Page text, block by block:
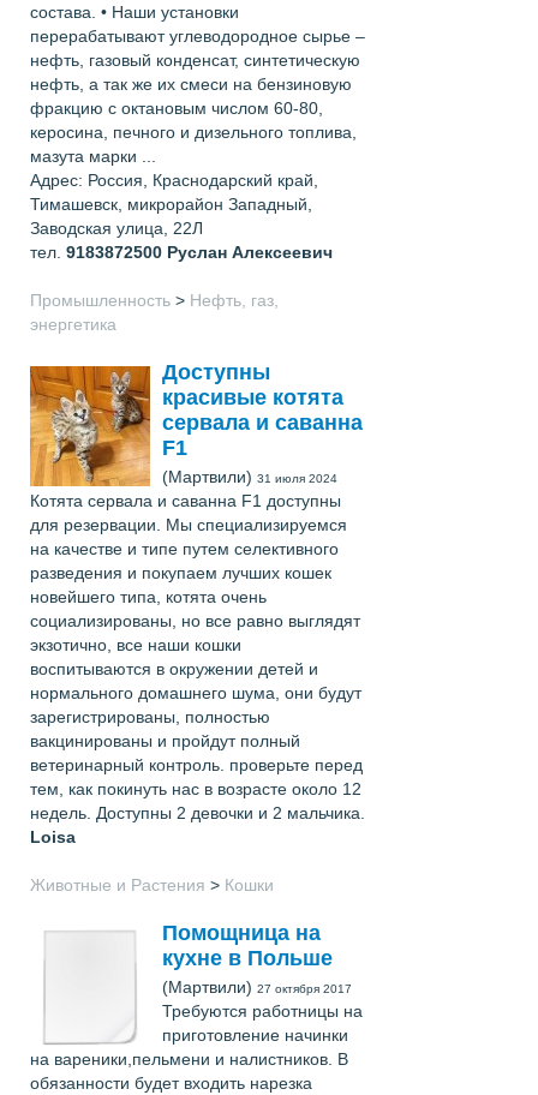
состава. • Наши установки
перерабатывают углеводородное сырье –
нефть, газовый конденсат, синтетическую
нефть, а так же их смеси на бензиновую
фракцию с октановым числом 60-80,
керосина, печного и дизельного топлива,
мазута марки ...
Адрес: Россия, Краснодарский край,
Тимашевск, микрорайон Западный,
Заводская улица, 22Л
тел. 9183872500 Руслан Алексеевич
Промышленность > Нефть, газ,
энергетика
Доступны
красивые котята
сервала и саванна
F1
(Мартвили) 31 июля 2024
Котята сервала и саванна F1 доступны
для резервации. Мы специализируемся
на качестве и типе путем селективного
разведения и покупаем лучших кошек
новейшего типа, котята очень
социализированы, но все равно выглядят
экзотично, все наши кошки
воспитываются в окружении детей и
нормального домашнего шума, они будут
зарегистрированы, полностью
вакцинированы и пройдут полный
ветеринарный контроль. проверьте перед
тем, как покинуть нас в возрасте около 12
недель. Доступны 2 девочки и 2 мальчика.
Loisa
Животные и Растения > Кошки
Помощница на
кухне в Польше
(Мартвили) 27 октября 2017
Требуются работницы на
приготовление начинки
на вареники,пельмени и налистников. В
обязанности будет входить нарезка